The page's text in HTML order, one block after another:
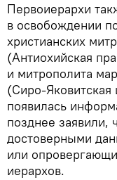
Первоиерархи
в освобождении
христианских
(Антиохийская
и митрополита
(Сиро-Яковитская
появилась
позднее заявили,
достоверными
или
иерархов.